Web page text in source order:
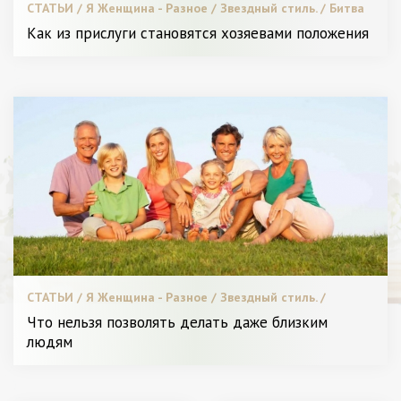
СТАТЬИ / Я Женщина - Разное / Звездный стиль. / Битва
стилистов. / Пластическая хирургия / Новинки. / Секреты
красоты. / Видео. / Красота. / Диета и питание.
Как из прислуги становятся хозяевами положения
СТАТЬИ / Я Женщина - Разное / Звездный стиль. /
Пластическая хирургия / Новинки. / Меняем образ. /
Видео. / Красота. / Мода. / Диета и питание.
Что нельзя позволять делать даже близким
людям